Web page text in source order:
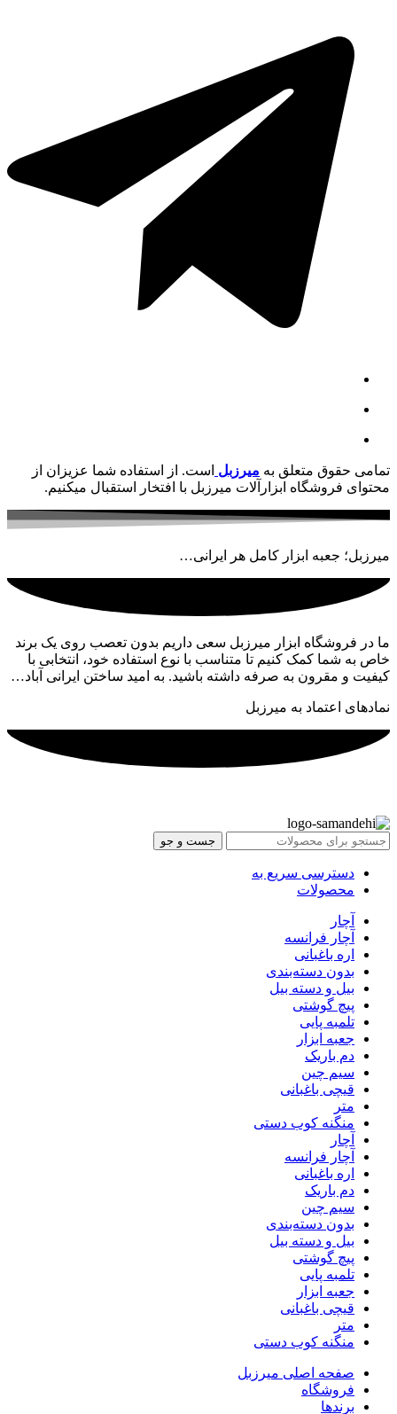
تمامی حقوق متعلق به میرزبل است. از استفاده شما عزیزان از
محتوای فروشگاه ابزارآلات میرزبل با افتخار استقبال میکنیم.
میرزبل؛ جعبه ابزار کامل هر ایرانی…
ما در فروشگاه ابزار میرزبل سعی داریم بدون تعصب روی یک برند
خاص به شما کمک کنیم تا متناسب با نوع استفاده خود، انتخابی با
کیفیت و مقرون به صرفه داشته باشید. به امید ساختن ایرانی آباد…
نمادهای اعتماد به میرزبل
جست و جو
دسترسی سریع به
محصولات
آچار
آچار فرانسه
اره باغبانی
بدون دسته‌بندی
بیل و دسته بیل
پیچ گوشتی
تلمبه پایی
جعبه ابزار
دم باریک
سیم چین
قیچی باغبانی
متر
منگنه کوب دستی
آچار
آچار فرانسه
اره باغبانی
دم باریک
سیم چین
بدون دسته‌بندی
بیل و دسته بیل
پیچ گوشتی
تلمبه پایی
جعبه ابزار
قیچی باغبانی
متر
منگنه کوب دستی
صفحه اصلی میرزبل
فروشگاه
برندها